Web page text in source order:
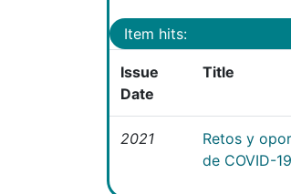
Item hits:
Issue
Date
Title
2021
Retos y
de COVID-19